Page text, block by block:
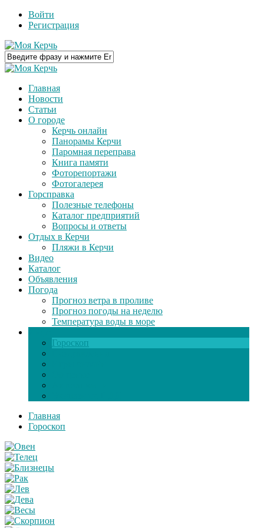
Войти
Регистрация
Главная
Новости
Статьи
О городе
Керчь онлайн
Панорамы Керчи
Паромная переправа
Книга памяти
Фоторепортажи
Фотогалерея
Горсправка
Полезные телефоны
Каталог предприятий
Вопросы и ответы
Отдых в Керчи
Пляжи в Керчи
Видео
Каталог
Объявления
Погода
Прогноз ветра в проливе
Прогноз погоды на неделю
Температура воды в море
Гороскоп
Главная
Гороскоп